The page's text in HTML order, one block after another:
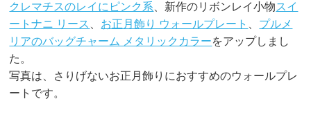
クレマチスのレイにピンク系 、新作のリボンレイ小物スイ
ートナニ リース
お正月飾り ウォールプレート
プルメ
リアのバッグチャーム メタリックカラーをアップしまし
た。
写真は、さりげないお正月飾りにおすすめのウォールプレ
ートです。